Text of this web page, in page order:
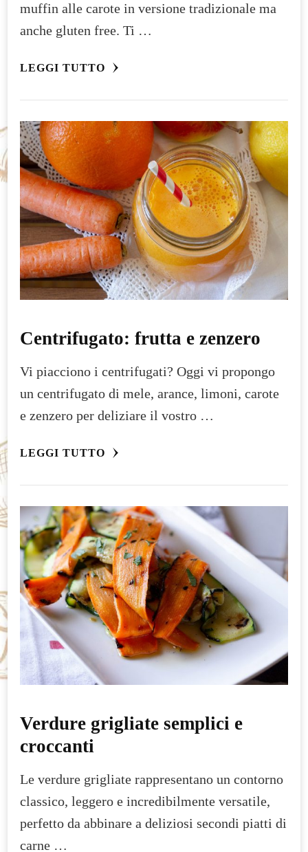
muffin alle carote in versione tradizionale ma
anche gluten free. Ti …
LEGGI TUTTO
Centrifugato: frutta e zenzero
Vi piacciono i centrifugati? Oggi vi propongo
un centrifugato di mele, arance, limoni, carote
e zenzero per deliziare il vostro …
LEGGI TUTTO
Verdure grigliate semplici e
croccanti
Le verdure grigliate rappresentano un contorno
classico, leggero e incredibilmente versatile,
perfetto da abbinare a deliziosi secondi piatti di
carne …